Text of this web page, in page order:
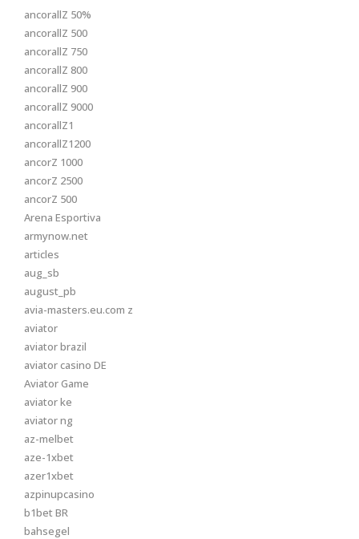
ancorallZ 50%
ancorallZ 500
ancorallZ 750
ancorallZ 800
ancorallZ 900
ancorallZ 9000
ancorallZ1
ancorallZ1200
ancorZ 1000
ancorZ 2500
ancorZ 500
Arena Esportiva
armynow.net
articles
aug_sb
august_pb
avia-masters.eu.com z
aviator
aviator brazil
aviator casino DE
Aviator Game
aviator ke
aviator ng
az-melbet
aze-1xbet
azer1xbet
azpinupcasino
b1bet BR
bahsegel